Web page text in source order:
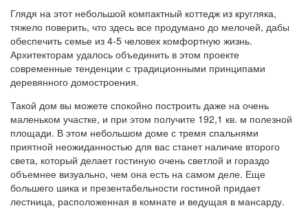
Глядя на этот небольшой компактный коттедж из кругляка,
тяжело поверить, что здесь все продумано до мелочей, дабы
обеспечить семье из 4-5 человек комфортную жизнь.
Архитекторам удалось объединить в этом проекте
современные тенденции с традиционными принципами
деревянного домостроения.
Такой дом вы можете спокойно построить даже на очень
маленьком участке, и при этом получите 192,1 кв. м полезной
площади. В этом небольшом доме с тремя спальнями
приятной неожиданностью для вас станет наличие второго
света, который делает гостиную очень светлой и гораздо
объемнее визуально, чем она есть на самом деле. Еще
большего шика и презентабельности гостиной придает
лестница, расположенная в комнате и ведущая в мансарду.